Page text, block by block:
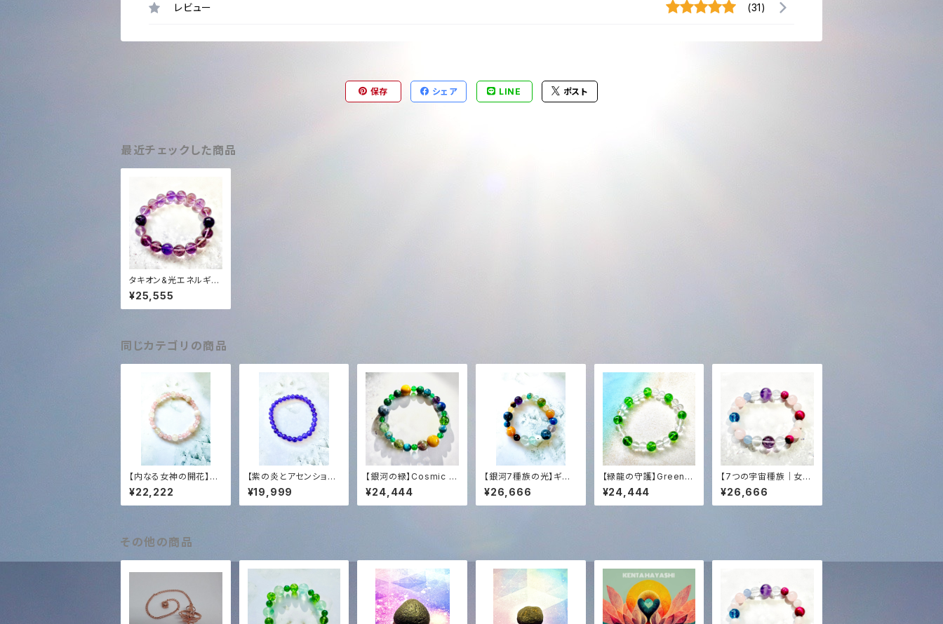
レビュー (31)
保存 シェア LINE ポスト
最近チェックした商品
タキオン&光エネルギー
化アメジストブレスレッ
ト✨
¥25,555
同じカテゴリの商品
【内なる女神の開花】ス
ロベニア最新チェンバ
ー・アクティベーション
済✨ ローズクォーツ＆
光
¥22,222
【紫の炎とアセンション
の導き】スロベニア最新
チェンバー・アクティベ
ーション済✨ 高波動ア
¥19,999
【銀河の緑】Cosmic Pl
anet Green Blend
(一点物) | オリジナルタ
キオン ＋ 聖なる光の調
¥24,444
【銀河7種族の光】ギャラ
クティック・セブン覚醒
ブレスレット｜スロベニ
ア最新チェンバー ＋ 聖
¥26,666
【緑龍の守護】Green D
ragon Blend (Perido
t & Crystal)｜スロベ
ニア光エネルギー化 ＋
¥24,444
【7つの宇宙種族｜女神
の覚醒】タキオン＆光エ
ネルギー化✨オリジナル
女神ブレンド・ブレスレ
¥26,666
その他の商品